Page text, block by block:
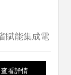
賦能集成電
件企業，強
查看詳情